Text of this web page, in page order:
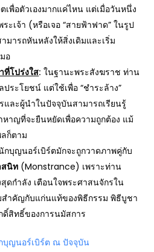
พื่อตัวเองมากแค่ไหน แต่เมื่อวันหนึ่ง
ระเจ้า (หรือเจอ “สายฟ้าฟาด” ในรูป
มารถหันหลังให้สิ่งเดิมและเริ่ม
อ
ที่โปร่งใส: ในฐานะพระสังฆราช ท่าน
ระโยชน์ แต่ใช้เพื่อ “ชำระล้าง”
ละผู้นำในปัจจุบันสามารถเรียนรู้
หาญที่จะยืนหยัดเพื่อความถูกต้อง แม้
ก็ตาม
กบุญนอร์เบิร์ตมักจะถูกวาดภาพคู่กับ
สนิท (Monstrance) เพราะท่าน
ดกำลัง เตือนใจพระศาสนจักรใน
ำคัญกับแก่นแท้ของพิธีกรรม พิธีบูชา
สิทธิ์ของการนมัสการ
บุญนอร์เบิร์ต ณ ปัจจุบัน